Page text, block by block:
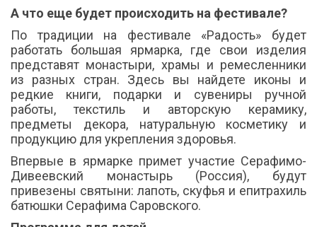
А что еще будет происходить на фестивале?
По традиции на фестивале «Радость» будет
работать большая ярмарка, где свои изделия
представят монастыри, храмы и ремесленники
из разных стран. Здесь вы найдете иконы и
редкие книги, подарки и сувениры ручной
работы, текстиль и авторскую керамику,
предметы декора, натуральную косметику и
продукцию для укрепления здоровья.
Впервые в ярмарке примет участие Серафимо-
Дивеевский монастырь (Россия), будут
привезены святыни: лапоть, скуфья и епитрахиль
батюшки Серафима Саровского.